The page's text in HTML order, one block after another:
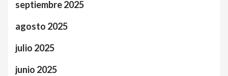
septiembre 2025
agosto 2025
julio 2025
junio 2025